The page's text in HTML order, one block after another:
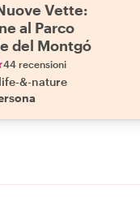
Vette:
al Parco
del Montgó
44 recensioni
&-nature